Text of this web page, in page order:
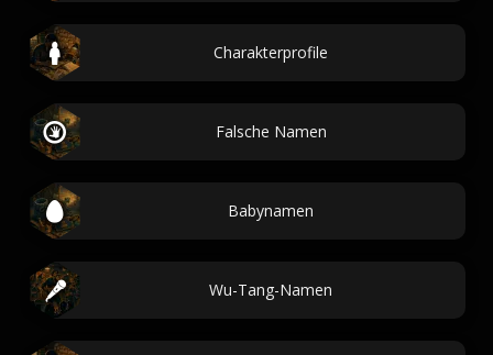
Charakterprofile
Falsche Namen
Babynamen
Wu-Tang-Namen